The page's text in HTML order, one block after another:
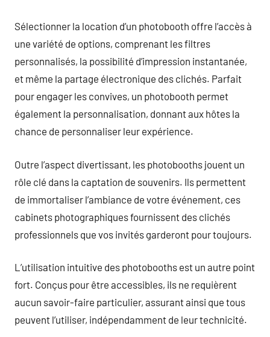
Sélectionner la location d’un photobooth offre l’accès à
une variété de options, comprenant les filtres
personnalisés, la possibilité d’impression instantanée,
et même la partage électronique des clichés. Parfait
pour engager les convives, un photobooth permet
également la personnalisation, donnant aux hôtes la
chance de personnaliser leur expérience.
Outre l’aspect divertissant, les photobooths jouent un
rôle clé dans la captation de souvenirs. Ils permettent
de immortaliser l’ambiance de votre événement, ces
cabinets photographiques fournissent des clichés
professionnels que vos invités garderont pour toujours.
L’utilisation intuitive des photobooths est un autre point
fort. Conçus pour être accessibles, ils ne requièrent
aucun savoir-faire particulier, assurant ainsi que tous
peuvent l’utiliser, indépendamment de leur technicité.